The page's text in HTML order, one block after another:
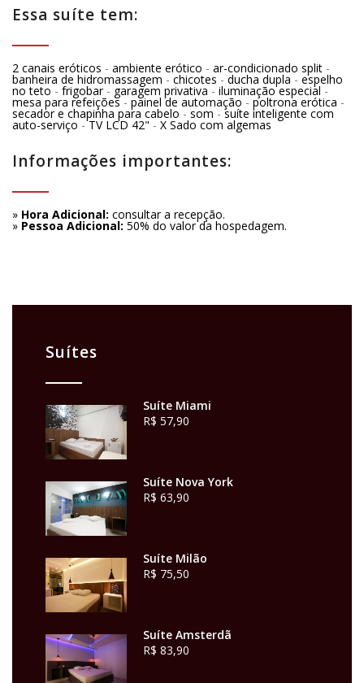
Essa suíte tem:
2 canais eróticos - ambiente erótico - ar-condicionado split -
banheira de hidromassagem - chicotes - ducha dupla - espelho
no teto - frigobar- garagem privativa - iluminação especial -
mesa para refeições - painel de automação - poltrona erótica -
secador e chapinha para cabelo - som - suíte inteligente com
auto-serviço -TV LCD 42" - X Sado com algemas
Informações importantes:
» Hora Adicional: consultar a recepção.
» Pessoa Adicional: 50% do valor da hospedagem.
Suítes
Suíte Miami
R$ 57,90
Suíte Nova York
R$ 63,90
Suíte Milão
R$ 75,50
Suíte Amsterdã
R$ 83,90